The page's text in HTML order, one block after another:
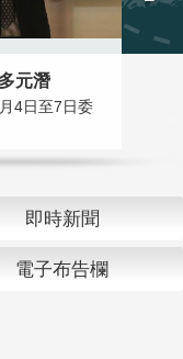
元潛
4日至7日委
即時新聞
電子布告欄